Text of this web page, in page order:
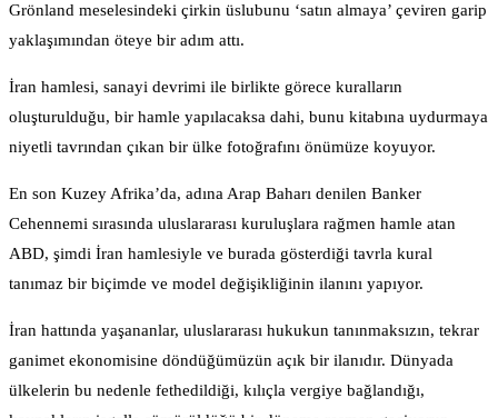
Grönland meselesindeki çirkin üslubunu ‘satın almaya’ çeviren garip
yaklaşımından öteye bir adım attı.
İran hamlesi, sanayi devrimi ile birlikte görece kuralların
oluşturulduğu, bir hamle yapılacaksa dahi, bunu kitabına uydurmaya
niyetli tavrından çıkan bir ülke fotoğrafını önümüze koyuyor.
En son Kuzey Afrika’da, adına Arap Baharı denilen Banker
Cehennemi sırasında uluslararası kuruluşlara rağmen hamle atan
ABD, şimdi İran hamlesiyle ve burada gösterdiği tavrla kural
tanımaz bir biçimde ve model değişikliğinin ilanını yapıyor.
İran hattında yaşananlar, uluslararası hukukun tanınmaksızın, tekrar
ganimet ekonomisine döndüğümüzün açık bir ilanıdır. Dünyada
ülkelerin bu nedenle fethedildiği, kılıçla vergiye bağlandığı,